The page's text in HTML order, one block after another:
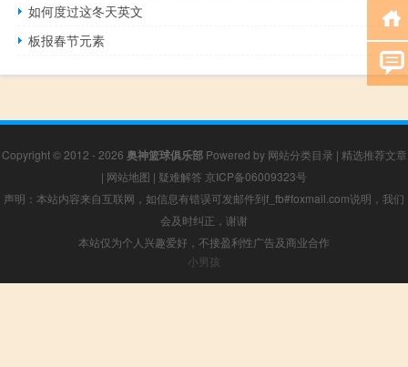
如何度过这冬天英文
板报春节元素
Copyright © 2012 - 2026 奥神篮球俱乐部Powered by 网站分类目录 | 精选推荐文章
| 网站地图 | 疑难解答 京ICP备06009323号
声明：本站内容来自互联网，如信息有错误可发邮件到f_fb#foxmail.com说明，我们
会及时纠正，谢谢
本站仅为个人兴趣爱好，不接盈利性广告及商业合作
小男孩